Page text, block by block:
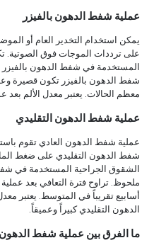
عملية شفط الدهون بالفيزر
يمكن استخدام التخدير العام أو
على ترددات الموجات فوق الصوتية.
المستخدمة في شفط الدهون بالفيزر
شفط الدهون بالفيزر تكون قصيرة
معظم الحالات. يعتبر معدل الألم بعد
عملية شفط الدهون التقليدي
عملية شفط الدهون العادي تقوم
شفط الدهون التقليدي على ضغط
الشقوق الجراحية المستخدمة في
أسابيع تقريباً في المتوسط. يعتبر
الدهون التقليدي كبيراً وعميقاً.
ما الفرق بين عملية شفط الدهون